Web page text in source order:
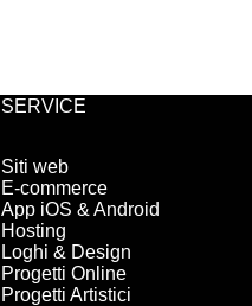
SERVICE
Siti web
E-commerce
App iOS & Android
Hosting
Loghi & Design
Progetti Online
Progetti Artistici